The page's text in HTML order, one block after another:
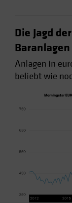
Die Jagd
Baranlagen
Anlagen in
beliebt wie